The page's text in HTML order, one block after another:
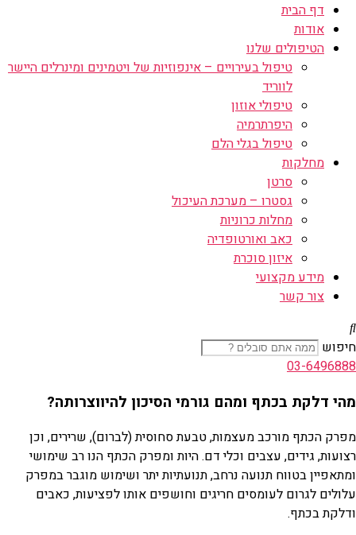
דף הבית
אודות
הטיפולים שלנו
טיפול בעירויים – אינפוזיות של ויטמינים ומינרלים היישר
לווריד
טיפולי אוזון
היפרתרמיה
טיפול בגלי הלם
מחלקות
סרטן
גסטרו – מערכת העיכול
מחלות כרוניות
כאב ואורטופדיה
איזון סוכרת
מידע מקצועי
צור קשר
חיפוש
03-6496888
מהי דלקת בכתף ומהם גורמי הסיכון להיווצרותה?
מפרק הכתף מורכב מעצמות, טבעת סחוסית (לברום), שרירים, וכן
רצועות, גידים, עצבים וכלי דם. היות ומפרק הכתף הנו רב שימושי
ומתאפיין בטווח תנועה נרחב, תנועתיות יתר ושימוש מוגבר במפרק
עלולים לגרום לעומסים חריגים וחושפים אותו לפציעות, כאבים
ודלקת בכתף.